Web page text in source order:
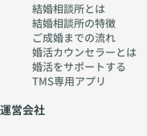
結婚相談所とは
結婚相談所の特徴
ご成婚までの流れ
婚活カウンセラーとは
婚活をサポートする
TMS専用アプリ
運営会社